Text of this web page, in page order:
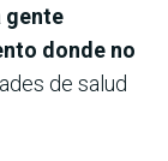
gente
donde no
de salud